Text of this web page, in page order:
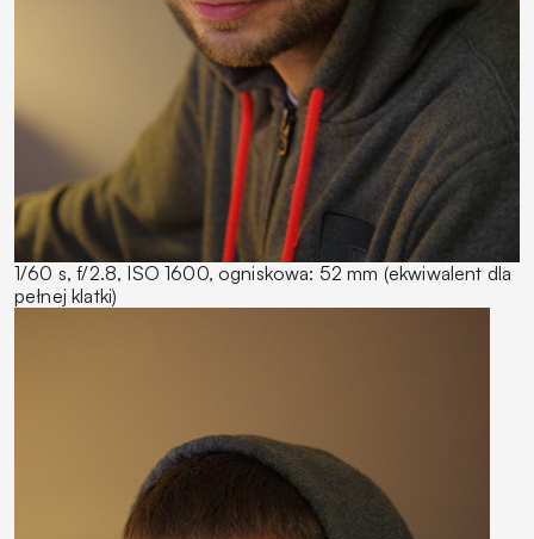
1/60 s, f/2.8, ISO 1600, ogniskowa: 52 mm (ekwiwalent dla
pełnej klatki)